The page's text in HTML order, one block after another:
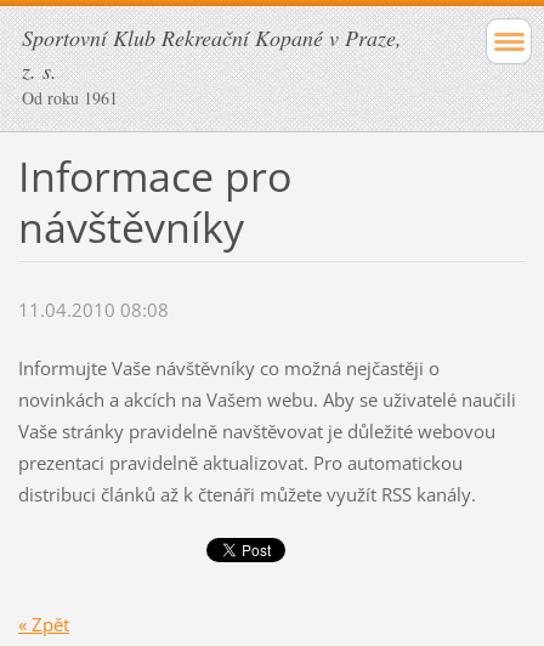
Sportovní Klub Rekreační Kopané v Praze,
z. s.
Od roku 1961
Informace pro
návštěvníky
11.04.2010 08:08
Informujte Vaše návštěvníky co možná nejčastěji o
novinkách a akcích na Vašem webu. Aby se uživatelé naučili
Vaše stránky pravidelně navštěvovat je důležité webovou
prezentaci pravidelně aktualizovat. Pro automatickou
distribuci článků až k čtenáři můžete využít RSS kanály.
« Zpět